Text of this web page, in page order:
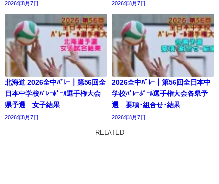
2026年8月7日 2026年8月7日
北海道 2026全中ﾊﾞﾚｰ｜第56回全
日本中学校ﾊﾞﾚｰﾎﾞｰﾙ選手権大会
県予選 女子結果
2026年8月7日
2026全中ﾊﾞﾚｰ｜第56回全日本中
学校ﾊﾞﾚｰﾎﾞｰﾙ選手権大会各県予
選 要項･組合せ･結果
2026年8月7日
RELATED